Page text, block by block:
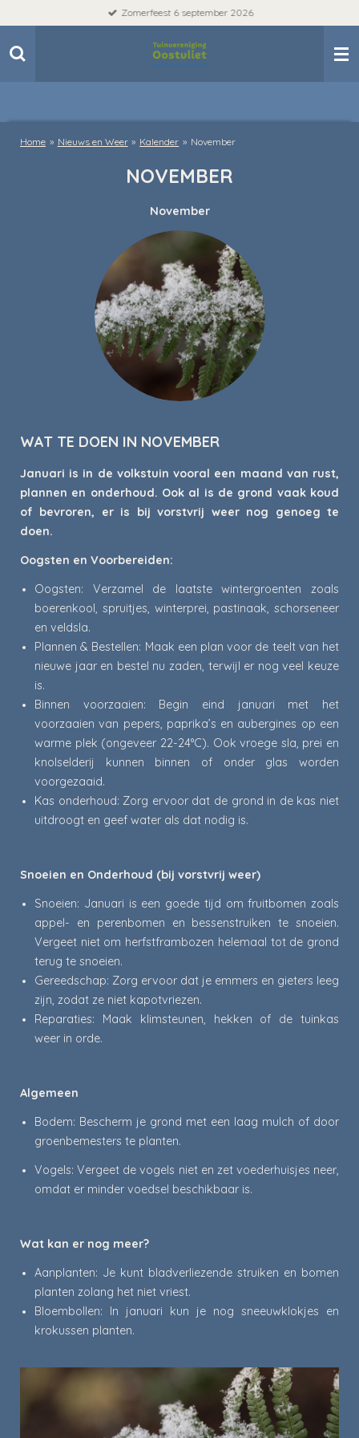
naar
hoofdinhoud
Zomerfeest 6 september 2026
Home » Nieuws en Weer » Kalender » November
NOVEMBER
November
WAT TE DOEN IN NOVEMBER
Januari is in de volkstuin vooral een maand van rust,
plannen en onderhoud. Ook al is de grond vaak koud
of bevroren, er is bij vorstvrij weer nog genoeg te
doen.
Oogsten en Voorbereiden:
Oogsten: Verzamel de laatste wintergroenten zoals
boerenkool, spruitjes, winterprei, pastinaak, schorseneer
en veldsla.
Plannen & Bestellen: Maak een plan voor de teelt van het
nieuwe jaar en bestel nu zaden, terwijl er nog veel keuze
is.
Binnen voorzaaien: Begin eind januari met het
voorzaaien van pepers, paprika’s en aubergines op een
warme plek (ongeveer 22-24°C). Ook vroege sla, prei en
knolselderij kunnen binnen of onder glas worden
voorgezaaid.
Kas onderhoud: Zorg ervoor dat de grond in de kas niet
uitdroogt en geef water als dat nodig is.
Snoeien en Onderhoud (bij vorstvrij weer)
Snoeien: Januari is een goede tijd om fruitbomen zoals
appel- en perenbomen en bessenstruiken te snoeien.
Vergeet niet om herfstframbozen helemaal tot de grond
terug te snoeien.
Gereedschap: Zorg ervoor dat je emmers en gieters leeg
zijn, zodat ze niet kapotvriezen.
Reparaties: Maak klimsteunen, hekken of de tuinkas
weer in orde.
Algemeen
Bodem: Bescherm je grond met een laag mulch of door
groenbemesters te planten.
Vogels: Vergeet de vogels niet en zet voederhuisjes neer,
omdat er minder voedsel beschikbaar is.
Wat kan er nog meer?
Aanplanten: Je kunt bladverliezende struiken en bomen
planten zolang het niet vriest.
Bloembollen: In januari kun je nog sneeuwklokjes en
krokussen planten.